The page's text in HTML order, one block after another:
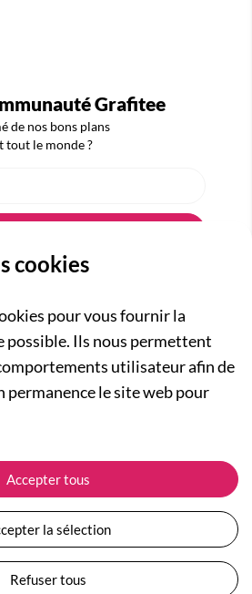
Grafitee
de nos bons plans
tout le monde ?
?
thèmes
livraison
cookies
pour vous fournir la
possible. Ils nous permettent
utilisateur afin de
permanence le site web pour
Accepter tous
la sélection
Refuser tous